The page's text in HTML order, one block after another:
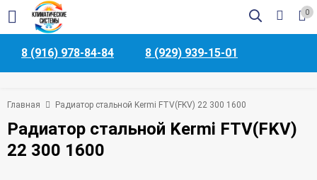
0
8 (916) 978-84-84 8 (929) 939-15-01
Главная Радиатор стальной Kermi FTV(FKV) 22 300 1600
Радиатор стальной Kermi FTV(FKV)
22 300 1600